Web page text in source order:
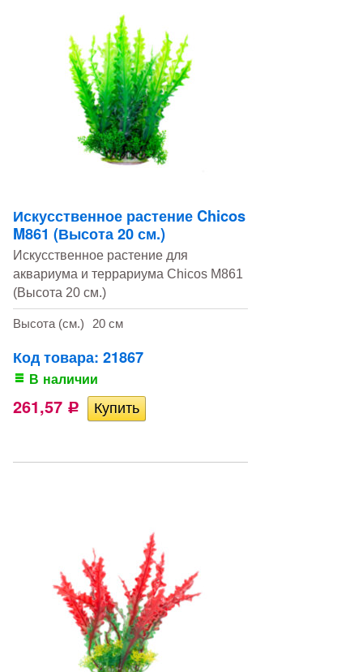
Искусственное растение Chicos
M861 (Высота 20 см.)
Искусственное растение для
аквариума и террариума Chicos M861
(Высота 20 см.)
Высота (см.) 20 см
Код товара: 21867
В наличии
261,57 Р